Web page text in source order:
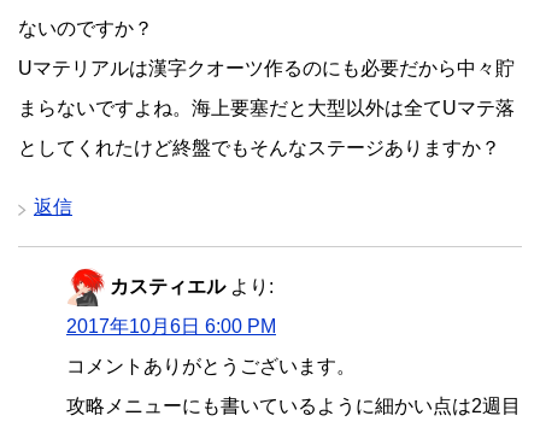
ないのですか？
Uマテリアルは漢字クオーツ作るのにも必要だから中々貯
まらないですよね。海上要塞だと大型以外は全てUマテ落
としてくれたけど終盤でもそんなステージありますか？
返信
カスティエル より:
2017年10月6日 6:00 PM
コメントありがとうございます。
攻略メニューにも書いているように細かい点は2週目